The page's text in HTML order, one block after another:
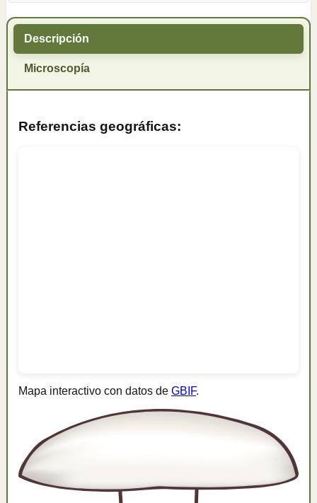
Descripción
Microscopía
Referencias geográficas:
Mapa interactivo con datos de GBIF.